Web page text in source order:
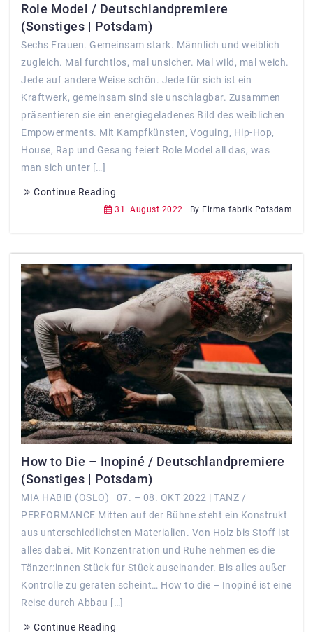
Role Model / Deutschlandpremiere
(Sonstiges | Potsdam)
Sechs Frauen. Gemeinsam stark. Männlich und weiblich
zugleich. Mal furchtlos, mal unsicher. Mal wild, mal weich.
Jede auf andere Weise schön. Jede für sich ist ein
Kraftwerk, gemeinsam sind sie unschlagbar. Zusammen
präsentieren sie ein energiegeladenes Bild des weiblichen
Empowerments. Mit Kampfkünsten, Voguing, Hip-Hop,
House, Rap und Gesang feiert Role Model all das, was
man sich unter […]
Continue Reading
31. August 2022 By Firma fabrik Potsdam
How to Die – Inopiné / Deutschlandpremiere
(Sonstiges | Potsdam)
MIA HABIB (OSLO) 07. – 08. OKT 2022 | TANZ /
PERFORMANCE Mitten auf der Bühne steht ein Konstrukt
aus unterschiedlichsten Materialien. Von Holz bis Stoff ist
alles dabei. Mit Konzentration und Ruhe nehmen es die
Tänzer:innen Stück für Stück auseinander. Bis alles außer
Kontrolle zu geraten scheint… How to die – Inopiné ist eine
Reise durch Abbau […]
Continue Reading